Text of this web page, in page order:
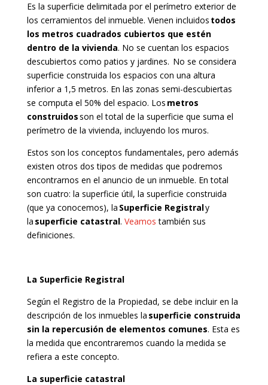
Es la superficie delimitada por el perímetro exterior de
los cerramientos del inmueble. Vienen incluidos todos
los metros cuadrados cubiertos que estén
dentro de la vivienda. No se cuentan los espacios
descubiertos como patios y jardines. No se considera
superficie construida los espacios con una altura
inferior a 1,5 metros. En las zonas semi-descubiertas
se computa el 50% del espacio. Los metros
construidosson el total de la superficie que suma el
perímetro de la vivienda, incluyendo los muros.
Estos son los conceptos fundamentales, pero además
existen otros dos tipos de medidas que podremos
encontrarnos en el anuncio de un inmueble. En total
son cuatro: la superficie útil, la superficie construida
(que ya conocemos), la Superficie Registraly
la superficie catastral. Veamos también sus
definiciones.
La Superficie Registral
Según el Registro de la Propiedad, se debe incluir en la
descripción de los inmuebles la superficie construida
sin la repercusión de elementos comunes. Esta es
la medida que encontraremos cuando la medida se
refiera a este concepto.
La superficie catastral